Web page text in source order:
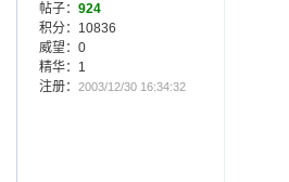
帖子： 924
积分：10836
威望：0
精华：1
注册： 2003/12/30 16:34:32